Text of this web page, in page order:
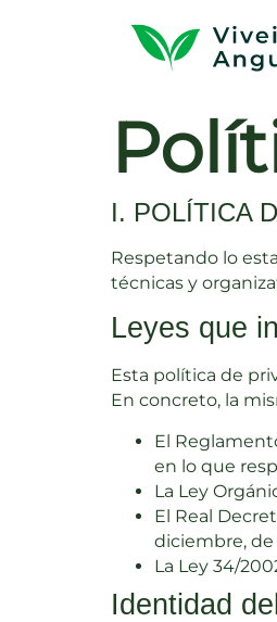
I. POLÍTICA
Respetando lo
técnicas y
Leyes que
Esta política de
En concreto, la
El
en lo que
La Ley
El Real
diciembre, de
La Ley 34/
Identidad